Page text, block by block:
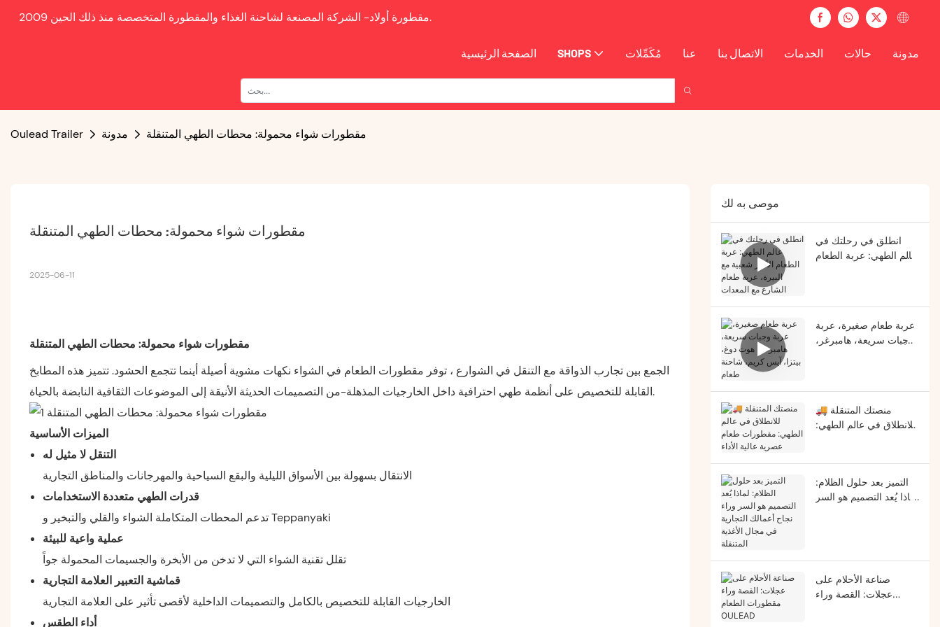
مقطورة أولاد- الشركة المصنعة لشاحنة الغذاء والمقطورة المتخصصة منذ ذلك الحين 2009.
الصفحة الرئيسية SHOPS مُكَمِّلات عنا الاتصال بنا الخدمات حالات مدونة
Oulead Trailer مدونة مقطورات شواء محمولة: محطات الطهي المتنقلة
مقطورات شواء محمولة: محطات الطهي المتنقلة
2025-06-11
مقطورات شواء محمولة: محطات الطهي المتنقلة
الجمع بين تجارب الذواقة مع التنقل في الشوارع ، توفر مقطورات الطعام في الشواء نكهات مشوية أصيلة أينما تتجمع الحشود. تتميز هذه المطابخ
القابلة للتخصيص على أنظمة طهي احترافية داخل الخارجيات المذهلة-من التصميمات الحديثة الأنيقة إلى الموضوعات الثقافية النابضة بالحياة.
الميزات الأساسية
التنقل لا مثيل له
الانتقال بسهولة بين الأسواق الليلية والبقع السياحية والمهرجانات والمناطق التجارية
قدرات الطهي متعددة الاستخدامات
تدعم المحطات المتكاملة الشواء والقلي والتبخير و Teppanyaki
عملية واعية للبيئة
تقلل تقنية الشواء التي لا تدخن من الأبخرة والجسيمات المحمولة جواً
قماشية التعبير العلامة التجارية
الخارجيات القابلة للتخصيص بالكامل والتصميمات الداخلية لأقصى تأثير على العلامة التجارية
أداء الطقس
موصى به لك
انطلق في رحلتك في
عالم الطهي: عربة الطعام
عربة طعام صغيرة، عربة
وجبات سريعة، هامبرغر،
🚚 منصتك المتنقلة
للانطلاق في عالم الطهي:
التميز بعد حلول الظلام:
لماذا يُعد التصميم هو السر
صناعة الأحلام على
عجلات: القصة وراء